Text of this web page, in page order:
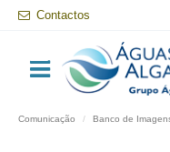
Passar
para
conteúdo
principal
Contactos
Comunicação Banco de